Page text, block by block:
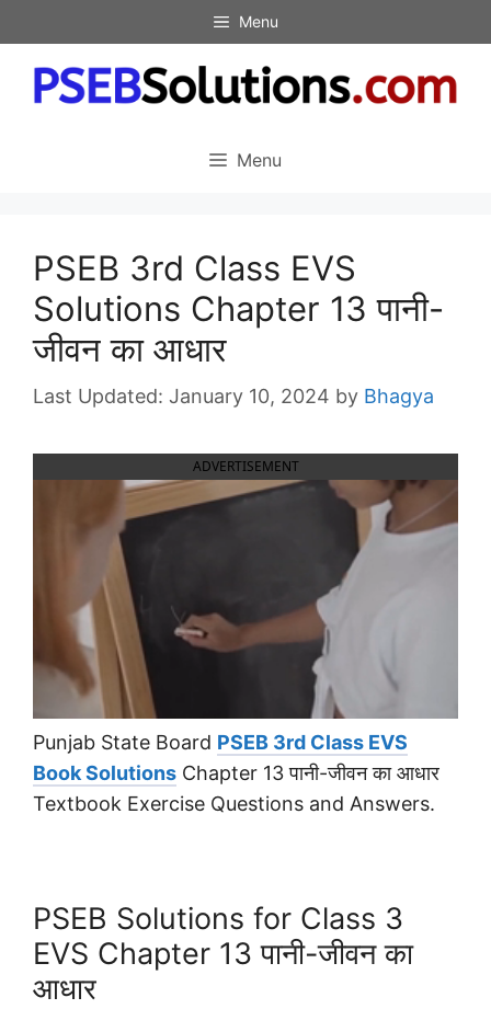
to
content
Menu
Menu
PSEB 3rd Class EVS
Solutions Chapter 13 पानी-
जीवन का आधार
January 10, 2024 by Bhagya
ADVERTISEMENT
Punjab State Board PSEB 3rd Class EVS
Book Solutions Chapter 13 पानी-जीवन का आधार
Textbook Exercise Questions and Answers.
PSEB Solutions for Class 3
EVS Chapter 13 पानी-जीवन का
आधार